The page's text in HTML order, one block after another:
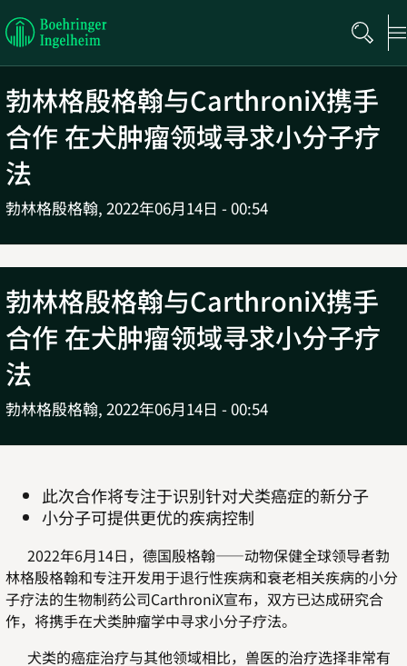
Boehringer
Ingelheim
勃林格殷格翰与CarthroniX携手
合作 在犬肿瘤领域寻求小分子疗
法
勃林格殷格翰, 2022年06月14日 - 00:54
勃林格殷格翰与CarthroniX携手
合作 在犬肿瘤领域寻求小分子疗
法
勃林格殷格翰, 2022年06月14日 - 00:54
此次合作将专注于识别针对犬类癌症的新分子
小分子可提供更优的疾病控制
2022年6月14日，德国殷格翰——动物保健全球领导者勃
林格殷格翰和专注开发用于退行性疾病和衰老相关疾病的小分
子疗法的生物制药公司CarthroniX宣布，双方已达成研究合
作，将携手在犬类肿瘤学中寻求小分子疗法。
犬类的癌症治疗与其他领域相比，兽医的治疗选择非常有